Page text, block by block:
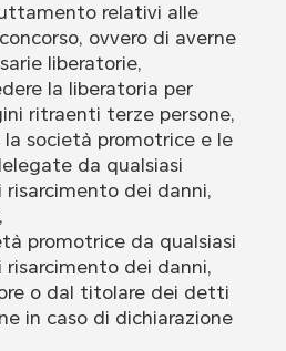
relativi alle
ovvero di averne
liberatorie,
la liberatoria per
ritraenti terze persone,
società promotrice e le
da qualsiasi
risarcimento dei danni,
promotrice da qualsiasi
risarcimento dei danni,
o dal titolare dei detti
in caso di dichiarazione